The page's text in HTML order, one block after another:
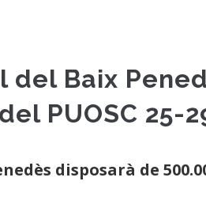
del Baix
PUOSC 25-
disposarà de